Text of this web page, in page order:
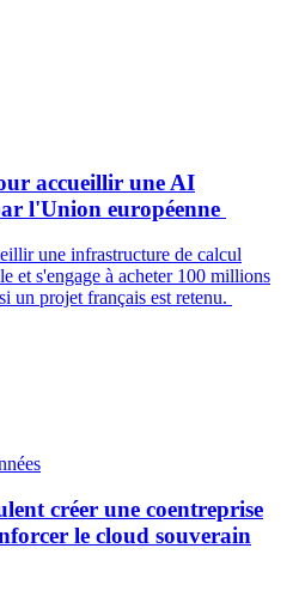
accueillir une AI
l'Union européenne
une infrastructure de calcul
et s'engage à acheter 100 millions
un projet français est retenu.
créer une coentreprise
le cloud souverain